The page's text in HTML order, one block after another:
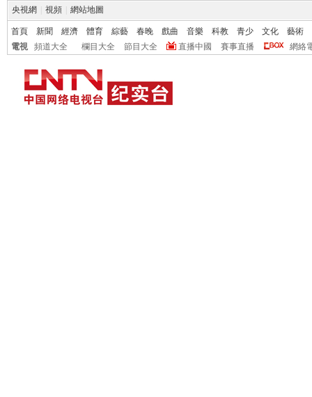
央視網 視頻 網站地圖
首頁 新聞 經濟 體育 綜藝 春晚 戲曲 音樂 科教 青少 文化
藝術
電視
頻道大全 欄目大全 節目大全 直播中國 賽事直播 網絡